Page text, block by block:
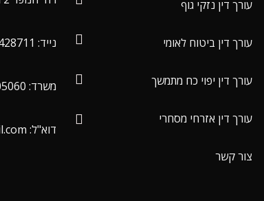
עורך דין נזקי גוף
עורך דין ביטוח לאומי
עורך דין יפוי כח מתמשך
עורך דין אזרחי מסחרי
צור קשר
נייד: 0507428711
משרד: 0747-405060
דוא"ל: cohenezi.law@gmail.com